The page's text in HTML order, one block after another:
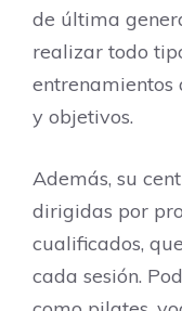
de última
realizar todo
entrenamientos
y objetivos.
Además, su
dirigidas por
cualificados,
cada sesión.